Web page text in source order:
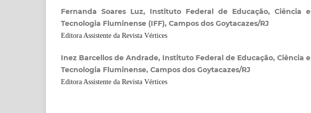
Fernanda Soares Luz, Instituto Federal de Educação, Ciência e
Tecnologia Fluminense (IFF), Campos dos Goytacazes/RJ
Editora Assistente da Revista Vértices
Inez Barcellos de Andrade, Instituto Federal de Educação, Ciência e
Tecnologia Fluminense, Campos dos Goytacazes/RJ
Editora Assistente da Revista Vértices